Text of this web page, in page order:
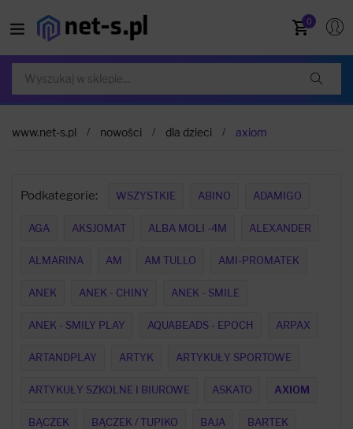
0
www.net-s.pl nowości dla dzieci axiom
Podkategorie: WSZYSTKIE ABINO ADAMIGO
AGA AKSJOMAT ALBA MOLI -4M ALEXANDER
ALMARINA AM AM TULLO AMI-PROMATEK
ANEK ANEK - CHINY ANEK - SMILE
ANEK - SMILY PLAY AQUABEADS - EPOCH ARPAX
ARTANDPLAY ARTYK ARTYKUŁY SPORTOWE
ARTYKUŁY SZKOLNE I BIUROWE ASKATO AXIOM
BĄCZEK BĄCZEK / TUPIKO BAJA BARTEK